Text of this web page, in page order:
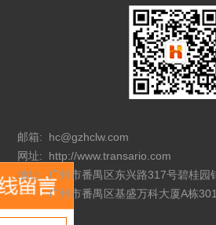
邮箱:
hc@gzhclw.com
网址:
http://www.transario.com
地址:
广州市番禺区东兴路317号碧桂园
广州市番禺区基盛万科大厦A栋